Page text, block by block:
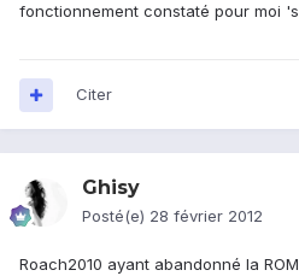
fonctionnement constaté pour moi
Citer
Ghisy
Posté(e) 28 février 2012
Roach2010 ayant abandonné la